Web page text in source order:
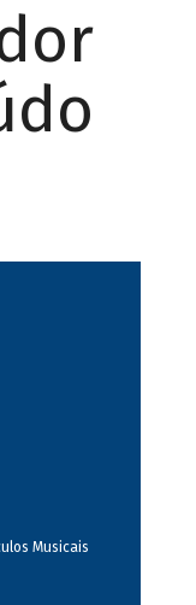
Musicais